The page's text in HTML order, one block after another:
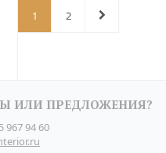
купить в один клик
1 2
ИЛИ ПРЕДЛОЖЕНИЯ?
967 94 60